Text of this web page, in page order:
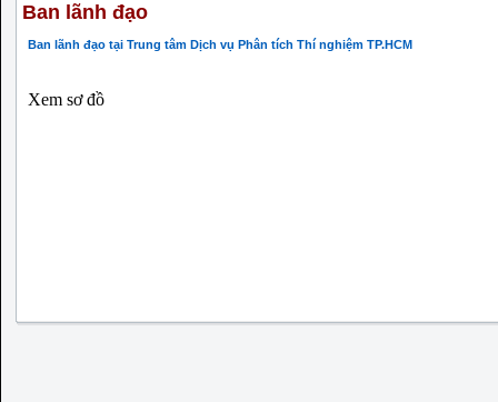
Ban lãnh đạo
Ban lãnh đạo tại Trung tâm Dịch vụ Phân tích Thí nghiệm TP.HCM
Xem sơ đồ